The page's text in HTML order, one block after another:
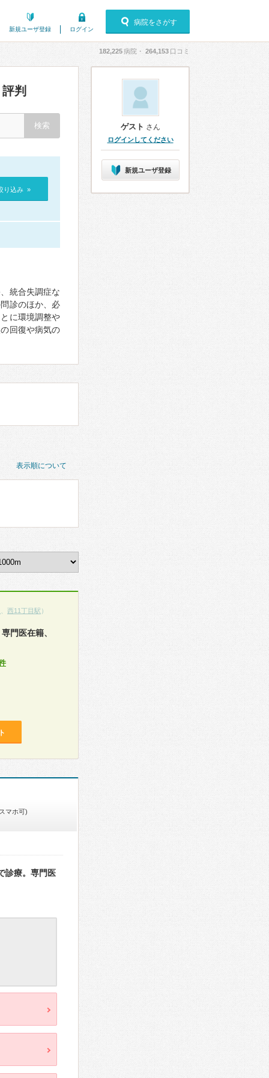
新規ユーザ登録 ログイン
病院をさがす
182,225病院・ 264,153 口コミ
判
り込み »
統合失調症な
診のほか、必
に環境調整や
回復や病気の
表示順について
西11丁目駅 ）
門医在籍、
マホ可)
診療。専門医
ゲスト さん
ログインしてください
新規ユーザ登録